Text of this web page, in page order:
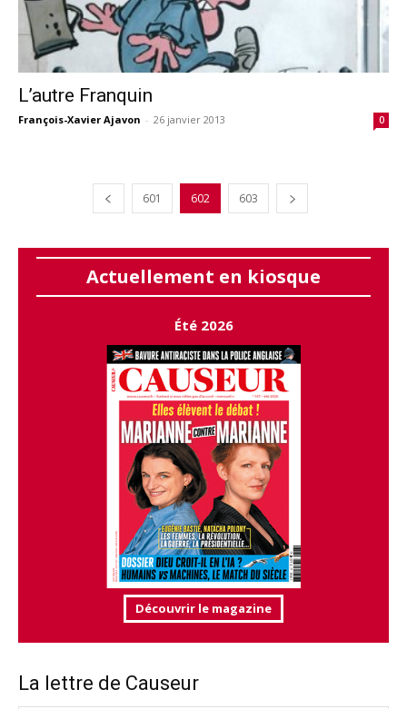
L’autre Franquin
François-Xavier Ajavon - 26 janvier 2013 0
601 602 603
Actuellement en kiosque
Été 2026
Découvrir le magazine
La lettre de Causeur